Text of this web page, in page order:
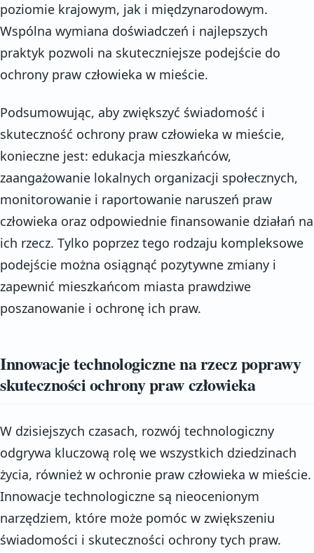
poziomie krajowym, jak i międzynarodowym.
Wspólna wymiana doświadczeń i najlepszych
praktyk pozwoli na skuteczniejsze podejście do
ochrony praw człowieka w mieście.
Podsumowując, aby zwiększyć świadomość i
skuteczność ochrony praw człowieka w mieście,
konieczne jest: edukacja mieszkańców,
zaangażowanie lokalnych organizacji społecznych,
monitorowanie i raportowanie naruszeń praw
człowieka oraz odpowiednie finansowanie działań na
ich rzecz. Tylko poprzez tego rodzaju kompleksowe
podejście można osiągnąć pozytywne zmiany i
zapewnić mieszkańcom miasta prawdziwe
poszanowanie i ochronę ich praw.
Innowacje technologiczne na rzecz poprawy
skuteczności ochrony praw człowieka
W dzisiejszych czasach, rozwój technologiczny
odgrywa kluczową rolę we wszystkich dziedzinach
życia, również w ochronie praw człowieka w mieście.
Innowacje technologiczne są nieocenionym
narzędziem, które może pomóc w zwiększeniu
świadomości i skuteczności ochrony tych praw.